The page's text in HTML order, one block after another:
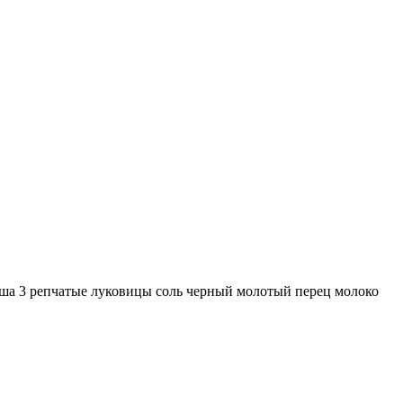
3 репчатые луковицы соль черный молотый перец молоко